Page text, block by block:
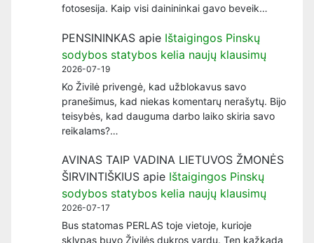
fotosesija. Kaip visi dainininkai gavo beveik…
PENSININKAS apie Ištaigingos Pinskų
sodybos statybos kelia naujų klausimų
2026-07-19
Ko Živilė privengė, kad užblokavus savo
pranešimus, kad niekas komentarų nerašytų. Bijo
teisybės, kad dauguma darbo laiko skiria savo
reikalams?…
AVINAS TAIP VADINA LIETUVOS ŽMONĖS
ŠIRVINTIŠKIUS apie Ištaigingos Pinskų
sodybos statybos kelia naujų klausimų
2026-07-17
Bus statomas PERLAS toje vietoje, kurioje
sklypas buvo Živilės dukros vardu. Ten kažkada